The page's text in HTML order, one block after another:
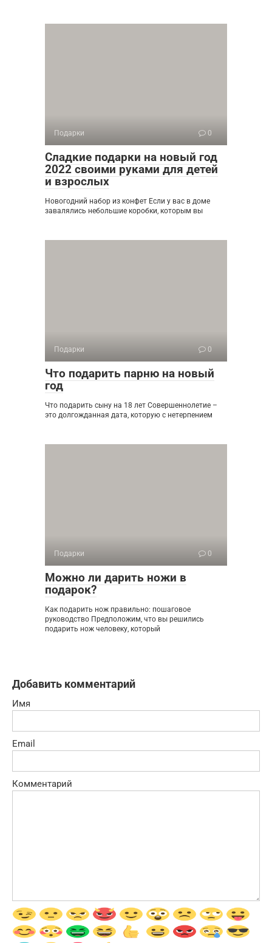
Подарки 0
Сладкие подарки на новый год
2022 своими руками для детей
и взрослых
Новогодний набор из конфет Если у вас в доме
завалялись небольшие коробки, которым вы
Подарки 0
Что подарить парню на новый
год
Что подарить сыну на 18 лет Совершеннолетие –
это долгожданная дата, которую с нетерпением
Подарки 0
Можно ли дарить ножи в
подарок?
Как подарить нож правильно: пошаговое
руководство Предположим, что вы решились
подарить нож человеку, который
Добавить комментарий
Имя
Email
Комментарий